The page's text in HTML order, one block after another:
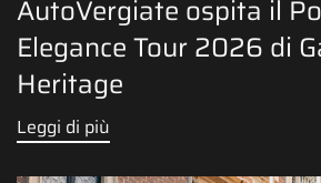
AutoVergiate ospita il
Elegance Tour 2026 di
Heritage
Leggi di più